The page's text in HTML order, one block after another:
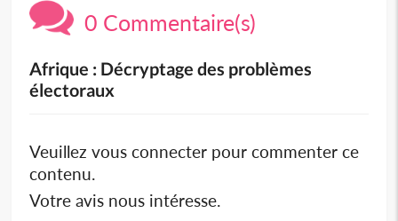
0 Commentaire(s)
Afrique : Décryptage des problèmes
électoraux
Veuillez vous connecter pour commenter ce
contenu.
Votre avis nous intéresse.